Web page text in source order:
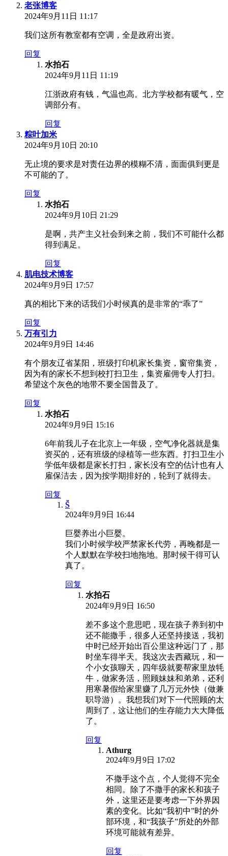
老张博客
2024年9月11日 11:17
我们这所有教室都有空调，全是政府出资。
回复
水拍石
2024年9月11日 11:19
江浙政府有钱，气温也高。北方学校都有暖气，空
调部分有。
回复
粽叶加米
2024年9月10日 20:10
无止境的要求是对责任边界的模糊不清，面面俱到更是
不可能的了。
回复
水拍石
2024年9月10日 21:29
是啊，共产主义社会到来之前，我们不可能什么都
得到满足。
回复
肌电技术博客
2024年9月9日 17:57
真的相比下来的话我们小时候真的是非常的“乖了”
回复
万有引力
2024年9月9日 14:46
有个朋友辽省某阳，班级打印机家长集资，窗帘集资，
因为有的家长不想到校打扫卫生，集资雇佣专人打扫。
希望这个灰色的地带不要全国普及了。
回复
水拍石
2024年9月9日 15:16
6年前我儿子在北京上一年级，空气净化器就是集
资买的，还有班级的绿植等一些东西。打扫卫生小
学低年级都是家长打扫，家长没有空的估计也有人
雇保洁去，因为按学期排好的，轮到了就得去。
回复
S̆̈
2024年9月9日 16:44
巨婴养出小巨婴。
我们小时候学校严禁家长代劳，再晚都是一
个人默默在学校扫地拖地。那时候干得可认
真了。
回复
水拍石
2024年9月9日 16:50
差不多这个意思吧，现在孩子养到初中
还不能撒手，很多人还坚持接送，我初
中时已经开始出百公里这种远门了，那
时坐车得半天。我这次去西藏玩，和一
个小女孩聊天，四年级就要帮家里放牦
牛，做家务活，照顾妹妹和弟弟，还利
用寒暑假给家里赚了几万元外快（做兼
职导游）。我想我们对下一代照顾的太
周到了，这让他们的生存能力大大降低
了。
回复
Athurg
2024年9月9日 17:02
不撒手这个点，个人觉得不完全
相同。除了不撒手的家长和孩子
外，这里还是要考虑一下外界因
素的变化。比如“我初中”时的外
部环境，和“我孩子”所处的外部
环境可能就有差异。
回复